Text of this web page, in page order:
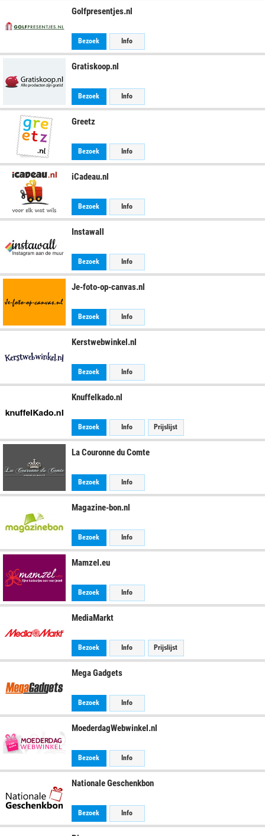
Golfpresentjes.nl
Bezoek Info
Gratiskoop.nl
Bezoek Info
Greetz
Bezoek Info
iCadeau.nl
Bezoek Info
Instawall
Bezoek Info
Je-foto-op-canvas.nl
Bezoek Info
Kerstwebwinkel.nl
Bezoek Info
Knuffelkado.nl
Bezoek Info Prijslijst
La Couronne du Comte
Bezoek Info
Magazine-bon.nl
Bezoek Info
Mamzel.eu
Bezoek Info
MediaMarkt
Bezoek Info Prijslijst
Mega Gadgets
Bezoek Info
MoederdagWebwinkel.nl
Bezoek Info
Nationale Geschenkbon
Bezoek Info